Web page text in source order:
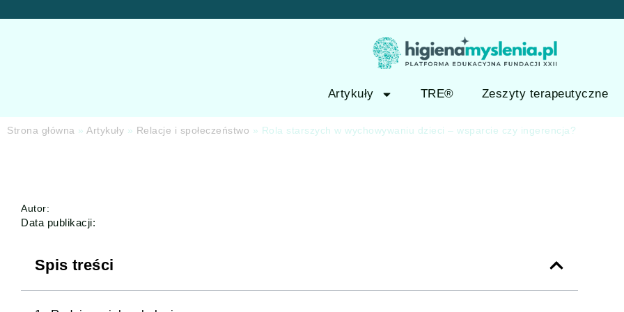
Artykuły TRE® Zeszyty terapeutyczne
Strona główna » Artykuły » Relacje i społeczeństwo » Rola starszych w wychowywaniu dzieci – wsparcie czy ingerencja?
Autor:
Data publikacji:
Spis treści